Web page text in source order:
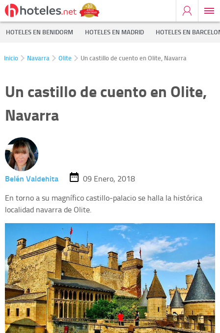
HOTELES EN BENIDORM HOTELES EN MADRID HOTELES EN
Inicio Navarra Olite Un castillo de cuento en Olite, Navarra
Un castillo de cuento en Olite,
Navarra
Belén Valdehita
09 Enero, 2018
En torno a su magnífico castillo-palacio se halla la histórica
localidad navarra de Olite.